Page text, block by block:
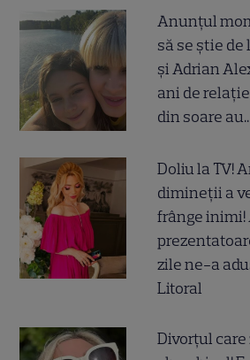
Anunțul
să se știe de
și Adrian
ani de
din soare
Doliu la TV!
dimineții a
frânge
zile ne-a
Litoral
Divorțul care